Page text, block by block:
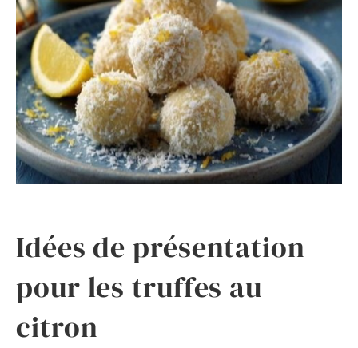
Idées de présentation
pour les truffes au
citron